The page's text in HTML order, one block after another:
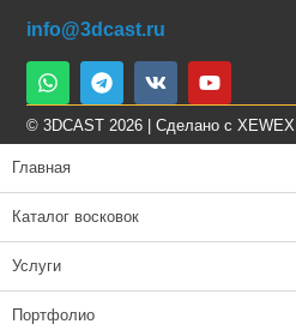
info@3dcast.ru
© 3DCAST 2026 | Сделано с XEWEX
Главная
Каталог восковок
Услуги
Портфолио